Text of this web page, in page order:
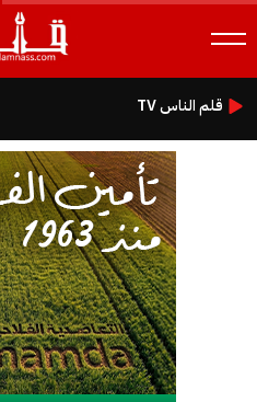
قلم الناس TV